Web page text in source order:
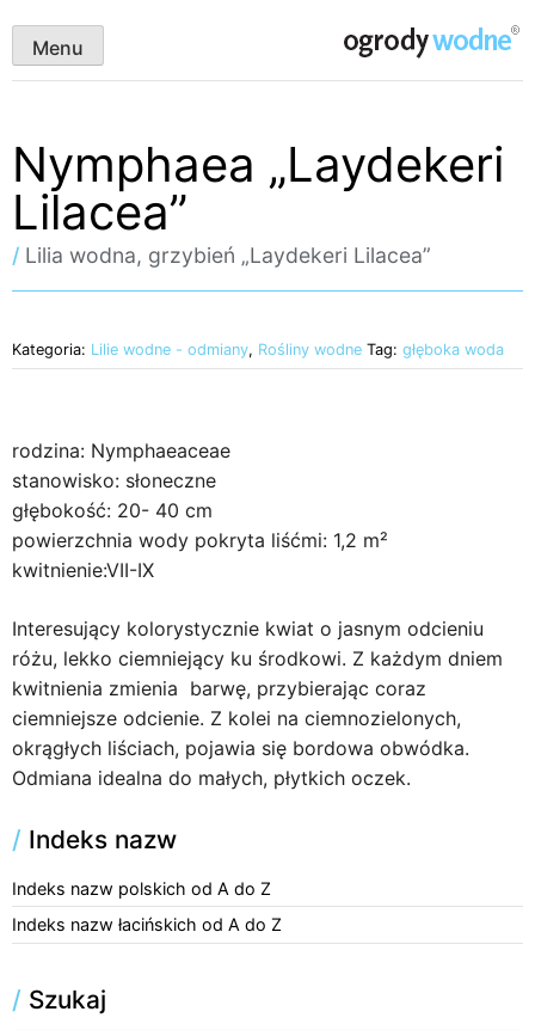
content
ogrody wodne
Menu
Nymphaea „Laydekeri
Lilacea”
/ Lilia wodna, grzybień „Laydekeri Lilacea”
Kategoria: Lilie wodne - odmiany, Rośliny wodne Tag: głęboka woda
rodzina: Nymphaeaceae
stanowisko: słoneczne
głębokość: 20- 40 cm
powierzchnia wody pokryta liśćmi: 1,2 m²
kwitnienie:VII-IX
Interesujący kolorystycznie kwiat o jasnym odcieniu
różu, lekko ciemniejący ku środkowi. Z każdym dniem
kwitnienia zmienia barwę, przybierając coraz
ciemniejsze odcienie. Z kolei na ciemnozielonych,
okrągłych liściach, pojawia się bordowa obwódka.
Odmiana idealna do małych, płytkich oczek.
/ Indeks nazw
Indeks nazw polskich od A do Z
Indeks nazw łacińskich od A do Z
/ Szukaj